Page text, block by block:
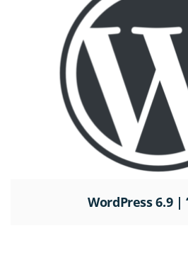
WordPress 6.9 |